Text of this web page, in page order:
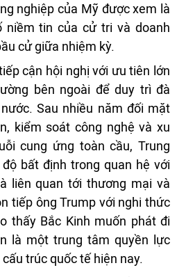
nghiệp của Mỹ được xem là
niềm tin của cử tri và doanh
cử giữa nhiệm kỳ.
cận hội nghị với ưu tiên lớn
bên ngoài để duy trì đà
Sau nhiều năm đối mặt
kiểm soát công nghệ và xu
cung ứng toàn cầu, Trung
bất định trong quan hệ với
liên quan tới thương mại và
tiếp ông Trump với nghi thức
thấy Bắc Kinh muốn phát đi
là một trung tâm quyền lực
trúc quốc tế hiện nay.